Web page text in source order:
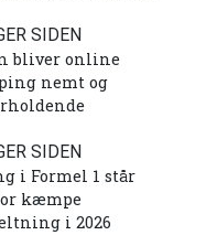
SIDEN
bliver online
nemt og
SIDEN
i Formel 1 står
kæmpe
i 2026